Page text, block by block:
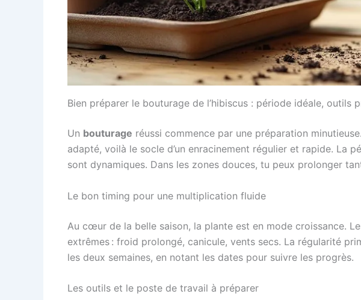
Bien préparer le bouturage de l’hibiscus : période idéale, outils
Un bouturage réussi commence par une préparation
adapté, voilà le socle d’un enracinement régulier et rapide. La
sont dynamiques. Dans les zones douces, tu peux prolonger
Le bon timing pour une multiplication fluide
Au cœur de la belle saison, la plante est en mode croissance.
extrêmes : froid prolongé, canicule, vents secs. La régularité
les deux semaines, en notant les dates pour suivre les progrès.
Les outils et le poste de travail à préparer